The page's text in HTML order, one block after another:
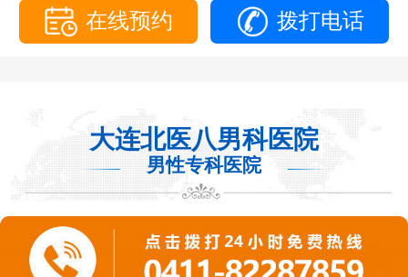
在线预约 拨打电话
大连北医八男科医院
男性专科医院